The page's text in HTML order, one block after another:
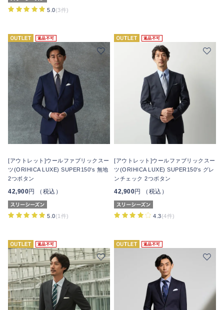
5.0(3件)
返品不可
[アウトレット]ウールファブリックスー
ツ(ORIHICA LUXE) SUPER150's 無地
2つボタン
42,900円 （税込）
5.0(1件)
返品不可
[アウトレット]ウールファブリックスー
ツ(ORIHICA LUXE) SUPER150's グレ
ンチェック 2つボタン
42,900円 （税込）
4.3(4件)
返品不可 返品不可